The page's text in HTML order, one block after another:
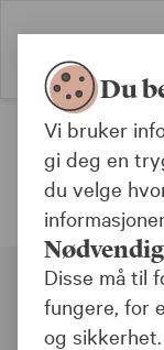
Forsikringer
Du
Vi bruker
gi deg en
du velge
Disse må til
fungere, for
og sikkerhet.